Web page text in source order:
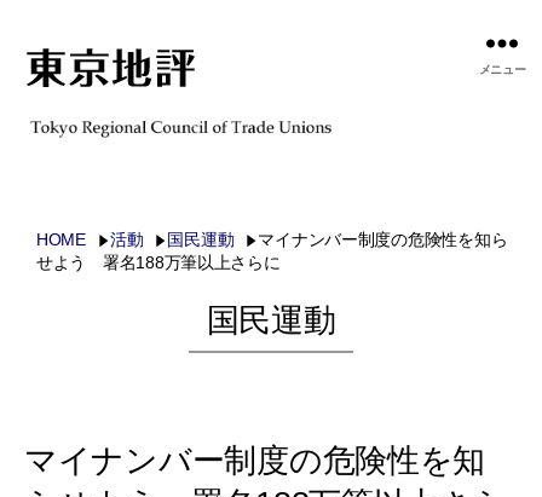
メニュー
HOME 活動 国民運動
マイナンバー制度の危険性を知ら
せよう 署名188万筆以上さらに
国民運動
マイナンバー制度の危険性を知